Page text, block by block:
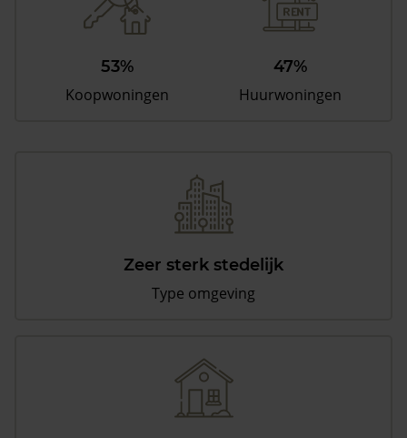
53%
Koopwoningen
47%
Huurwoningen
Zeer sterk stedelijk
Type omgeving